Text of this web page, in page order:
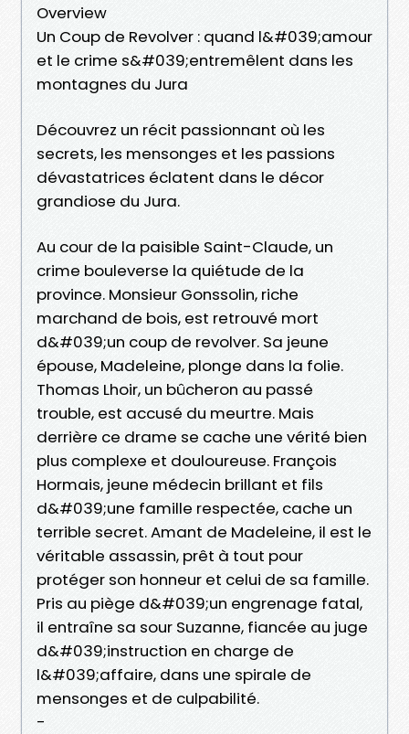
Overview
Un Coup de Revolver : quand l&#039;amour
et le crime s&#039;entremêlent dans les
montagnes du Jura
Découvrez un récit passionnant où les
secrets, les mensonges et les passions
dévastatrices éclatent dans le décor
grandiose du Jura.
Au cour de la paisible Saint-Claude, un
crime bouleverse la quiétude de la
province. Monsieur Gonssolin, riche
marchand de bois, est retrouvé mort
d&#039;un coup de revolver. Sa jeune
épouse, Madeleine, plonge dans la folie.
Thomas Lhoir, un bûcheron au passé
trouble, est accusé du meurtre. Mais
derrière ce drame se cache une vérité bien
plus complexe et douloureuse. François
Hormais, jeune médecin brillant et fils
d&#039;une famille respectée, cache un
terrible secret. Amant de Madeleine, il est le
véritable assassin, prêt à tout pour
protéger son honneur et celui de sa famille.
Pris au piège d&#039;un engrenage fatal,
il entraîne sa sour Suzanne, fiancée au juge
d&#039;instruction en charge de
l&#039;affaire, dans une spirale de
mensonges et de culpabilité.
-